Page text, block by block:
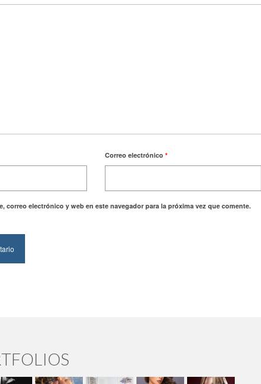
Correo electrónico*
correo electrónico y web en este navegador para la próxima vez que comente.